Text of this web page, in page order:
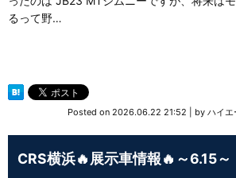
るって野…
Posted on 2026.06.22 21:52 by ハイエ
CRS横浜🔥展示車情報🔥～6.15～